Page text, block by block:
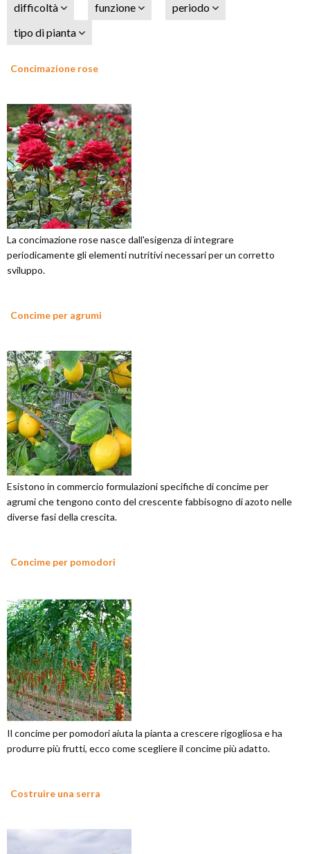
difficoltà funzione
periodo
tipo di pianta
Concimazione rose
La concimazione rose nasce dall'esigenza di integrare
periodicamente gli elementi nutritivi necessari per un corretto
sviluppo.
Concime per agrumi
Esistono in commercio formulazioni specifiche di concime per
agrumi che tengono conto del crescente fabbisogno di azoto nelle
diverse fasi della crescita.
Concime per pomodori
Il concime per pomodori aiuta la pianta a crescere rigogliosa e ha
produrre più frutti, ecco come scegliere il concime più adatto.
Costruire una serra